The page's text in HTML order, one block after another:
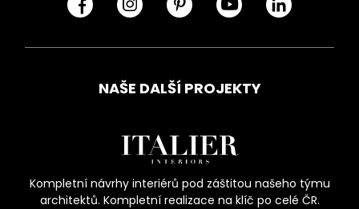
NAŠE DALŠÍ PROJEKTY
Kompletní návrhy interiérů pod záštitou našeho týmu
architektů. Kompletní realizace na klíč po celé ČR.